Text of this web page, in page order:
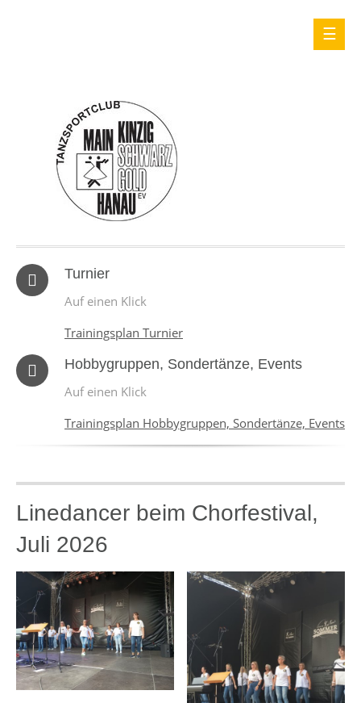
Turnier
Auf einen Klick
Trainingsplan Turnier
Hobbygruppen, Sondertänze, Events
Auf einen Klick
Trainingsplan Hobbygruppen, Sondertänze, Events
Linedancer beim Chorfestival,
Juli 2026